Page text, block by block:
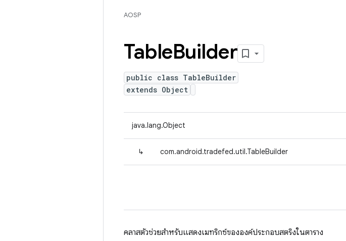
AOSP
TableBuilder
public class TableBuilder
extends Object
java.lang.Object
↳ com.android.tradefed.util.TableBuilder
คลาสตัวช่วยสำหรับแสดงเมทริกซ์ขององค์ประกอบสตริงในตาราง